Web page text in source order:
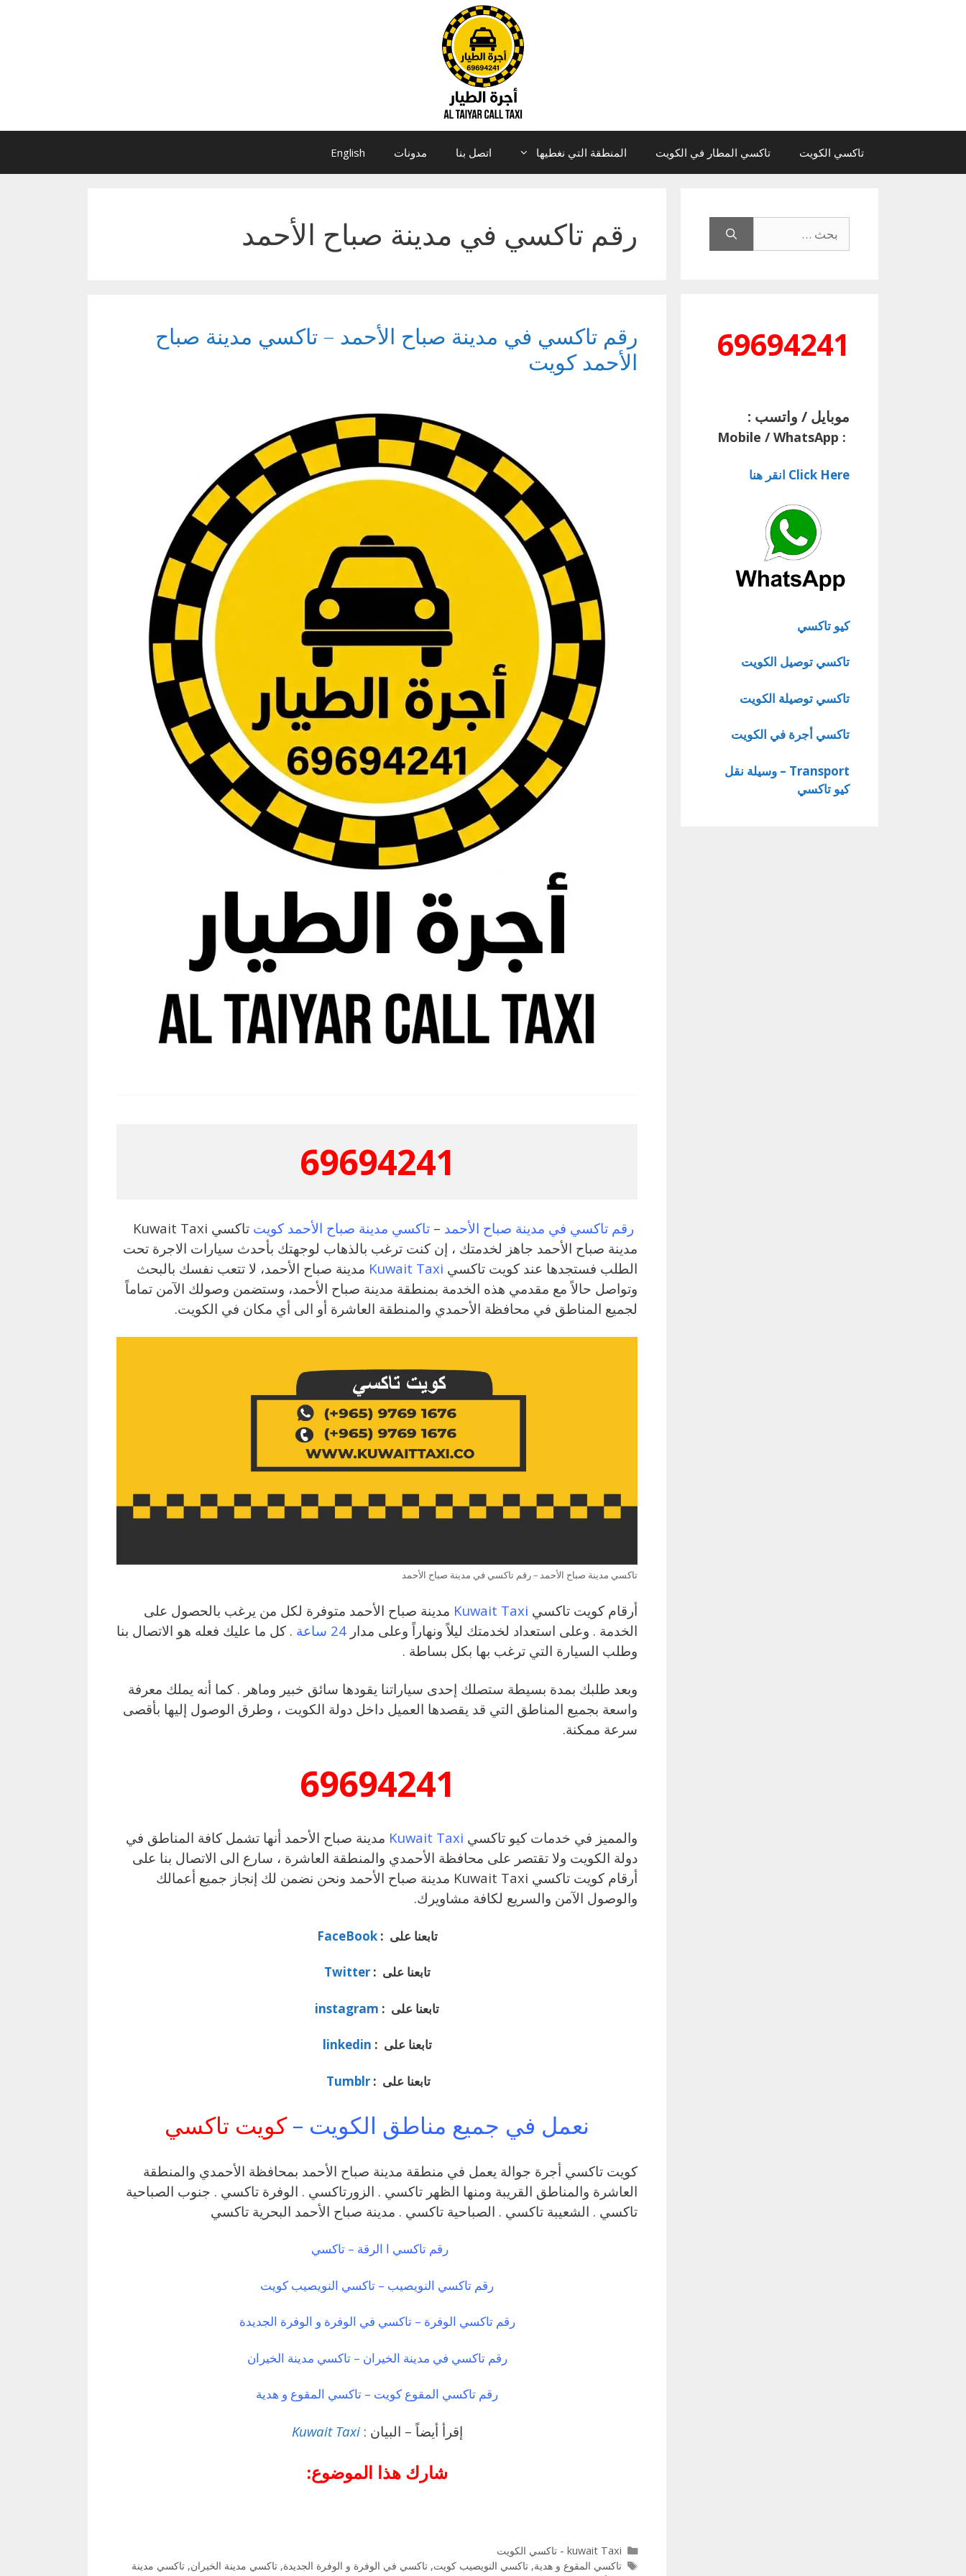
تاكسي الكويت تاكسي المطار في الكويت المنطقة التي نغطيها اتصل بنا مدونات English
رقم تاكسي في مدينة صباح الأحمد
رقم تاكسي في مدينة صباح الأحمد – تاكسي مدينة صباح
الأحمد كويت
69694241
رقم تاكسي في مدينة صباح الأحمد – تاكسي مدينة صباح الأحمد كويت
تاكسي Kuwait Taxi
مدينة صباح الأحمد جاهز لخدمتك ، إن كنت ترغب بالذهاب لوجهتك بأحدث سيارات الاجرة تحت
الطلب فستجدها عند كويت تاكسي Kuwait Taxi مدينة صباح الأحمد، لا تتعب نفسك بالبحث
وتواصل حالاً مع مقدمي هذه الخدمة بمنطقة مدينة صباح الأحمد، وستضمن وصولك الآمن تماماً
لجميع المناطق في محافظة الأحمدي والمنطقة العاشرة أو الى أي مكان في الكويت.
تاكسي مدينة صباح الأحمد – رقم تاكسي في مدينة صباح الأحمد
أرقام كويت تاكسي Kuwait Taxi مدينة صباح الأحمد متوفرة لكل من يرغب بالحصول على
الخدمة . وعلى استعداد لخدمتك ليلاً ونهاراً وعلى مدار
. كل ما عليك فعله هو الاتصال بنا
وطلب السيارة التي ترغب بها بكل بساطة .
وبعد طلبك بمدة بسيطة ستصلك إحدى سياراتنا يقودها سائق خبير وماهر . كما أنه يملك معرفة
واسعة بجميع المناطق التي قد يقصدها العميل داخل دولة الكويت ، وطرق الوصول إليها بأقصى
سرعة ممكنة.
69694241
والمميز في خدمات كيو تاكسي Kuwait Taxi مدينة صباح الأحمد أنها تشمل كافة المناطق في
دولة الكويت ولا تقتصر على محافظة الأحمدي والمنطقة العاشرة ، سارع الى الاتصال بنا على
أرقام كويت تاكسي Kuwait Taxi مدينة صباح الأحمد ونحن نضمن لك إنجاز جميع أعمالك
والوصول الآمن والسريع لكافة مشاويرك.
تابعنا على :FaceBook
تابعنا على :Twitter
تابعنا على : instagram
تابعنا على : linkedin
تابعنا على : Tumblr
نعمل في جميع مناطق الكويت – كويت تاكسي
كويت تاكسي أجرة جوالة يعمل في منطقة مدينة صباح الأحمد بمحافظة الأحمدي والمنطقة
العاشرة والمناطق القريبة ‎ومنها الظهر تاكسي . الزورتاكسي . الوفرة تاكسي . جنوب الصباحية
تاكسي . الشعيبة تاكسي . الصباحية تاكسي . مدينة صباح الأحمد البحرية تاكسي
رقم تاكسي ا الرقة – تاكسي
رقم تاكسي النويصيب – تاكسي النويصيب كويت
رقم تاكسي الوفرة – تاكسي في الوفرة و الوفرة الجديدة
رقم تاكسي في مدينة الخيران – تاكسي مدينة الخيران
رقم تاكسي المقوع كويت – تاكسي المقوع و هدية
إقرأ أيضاً – البيان :Kuwait Taxi
شارك هذا الموضوع:
التصنيفات
kuwait Taxi - تاكسي الكويت
الوسوم
تاكسي المقوع و هدية, تاكسي النويصيب كويت, تاكسي في الوفرة و الوفرة الجديدة, تاكسي مدينة الخيران, تاكسي مدينة
عن:
69694241
موبايل / واتسب :
:
Mobile / WhatsApp
Click Here انقر هنا
كيو تاكسي
تاكسي توصيل الكويت
تاكسي توصيلة الكويت
تاكسي أجرة في الكويت
Transport – وسيلة نقل
كيو تاكسي